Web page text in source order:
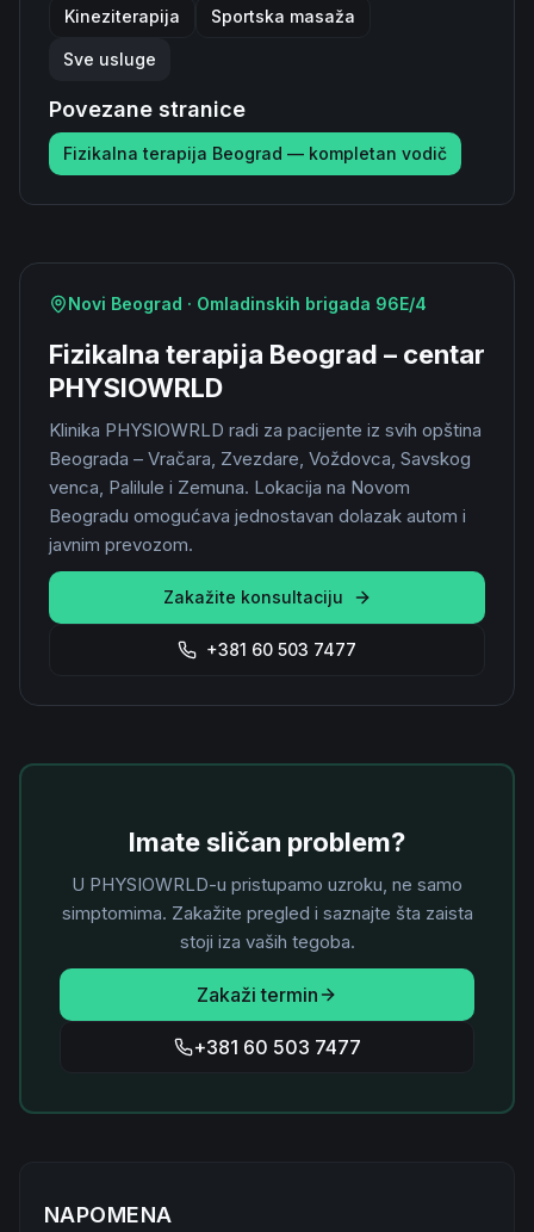
Kineziterapija Sportska masaža
Sve usluge
Povezane stranice
Fizikalna terapija Beograd — kompletan vodič
Novi Beograd · Omladinskih brigada 96E/4
Fizikalna terapija Beograd – centar
PHYSIOWRLD
Klinika PHYSIOWRLD radi za pacijente iz svih opština
Beograda – Vračara, Zvezdare, Voždovca, Savskog
venca, Palilule i Zemuna. Lokacija na Novom
Beogradu omogućava jednostavan dolazak autom i
javnim prevozom.
Zakažite konsultaciju
+381 60 503 7477
Imate sličan problem?
U PHYSIOWRLD-u pristupamo uzroku, ne samo
simptomima. Zakažite pregled i saznajte šta zaista
stoji iza vaših tegoba.
Zakaži termin
+381 60 503 7477
NAPOMENA